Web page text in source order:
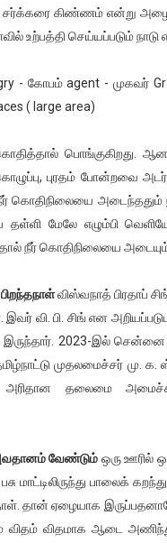
கிண்ணம் என்று
உற்பத்தி செய்யப்படும் நாடு
- கோபம் agent - முகவர்
( large area)
பொங்குகிறது.
புரதம் போன்றவை
கொதிநிலையை அடைந்ததும்
தள்ளி மேலே எழும்பி
நீர் கொதிநிலையை
விஸ்வநாத் பிரதாப்
வி. பி. சிங் என
இருந்தார். 2023-இல் சென்னை
முதலமைச்சர் மு.
அரிதான தலைமை
வேண்டும் ஒரு ஊரில்
மாட்டிலிருந்து பாலைக்
தான் ஏழையாக
விதமாக ஆடை